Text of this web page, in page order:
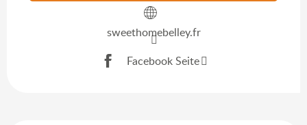
sweethomebelley.fr
Facebook Seite